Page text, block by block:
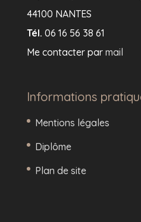
44100 NANTES
Tél. 06 16 56 38 61
Me contacter par mail
Informations
Mentions légales
Diplôme
Plan de site